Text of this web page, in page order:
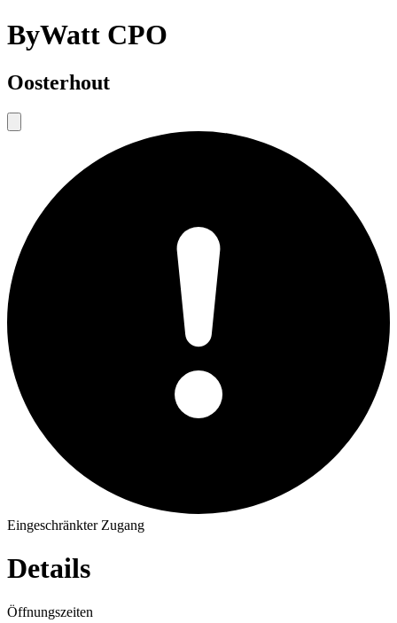
ByWatt CPO
Oosterhout
Eingeschränkter Zugang
Details
Öffnungszeiten